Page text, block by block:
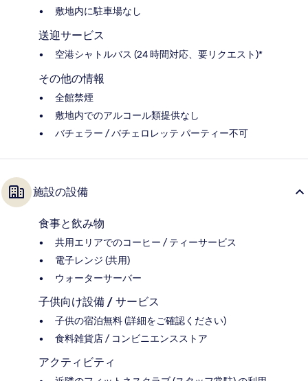
敷地内に駐車場なし
送迎サービス
空港シャトルバス (24 時間対応、要リクエスト)*
その他の情報
全館禁煙
敷地内でのアルコール類提供なし
バチェラー / バチェロレッテ パーティー不可
施設の設備
食事と飲み物
共用エリアでのコーヒー / ティーサービス
電子レンジ (共用)
ウォーターサーバー
子供向け設備 / サービス
子供の宿泊無料 (詳細をご確認ください)
食料雑貨店 / コンビニエンスストア
アクティビティ